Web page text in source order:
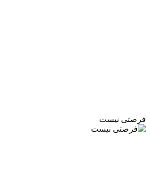
فرصتی نیست